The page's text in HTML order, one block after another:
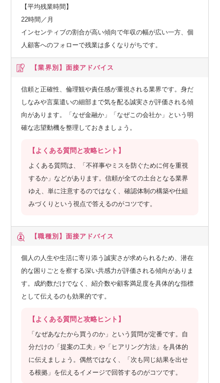
【平均残業時間】
22時間／月
インセンティブの割合が高い傾向で年収の幅が広い一方、個
人顧客へのフォローで残業は多くなりがちです。
【業界別】 面接アドバイス
信頼と正確性、倫理観や責任感が重視される業界です。身だ
しなみや言葉遣いの細部まで気を配る誠実さが評価される傾
向があります。「なぜ金融か」「なぜこの会社か」という明
確な志望動機を整理しておきましょう。
【よくある質問と攻略ヒント】
よくある質問は、「不祥事やミスを防ぐために何を重視
するか」などがあります。信頼が全ての土台となる業界
ゆえ、単に注意するのではなく、確認体制の構築や仕組
みづくりという視点で答えるのがコツです。
【職種別】 面接アドバイス
個人の人生や生活に寄り添う誠実さが求められるため、潜在
的な困りごとを察する深い共感力が評価される傾向がありま
す。成約数だけでなく、紹介数や顧客満足度を具体的な指標
として伝えるのも効果的です。
【よくある質問と攻略ヒント】
「なぜあなたから買うのか」という質問が定番です。自
分だけの「提案の工夫」や「ヒアリング方法」を具体的
に伝えましょう。偶然ではなく、「次も同じ結果を出せ
る根拠」を伝えるイメージで回答するのがコツです。